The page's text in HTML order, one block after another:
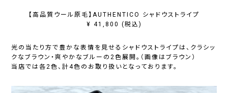
【高品質ウール原毛】AUTHENTICO シャドウストライプ
¥ 41,800 (税込)
光の当たり方で豊かな表情を見せるシャドウストライプは、クラシッ
クなブラウン・爽やかなブルーの2色展開。（画像はブラウン）
当店では各2色、計4色のお取り扱いとなっております。